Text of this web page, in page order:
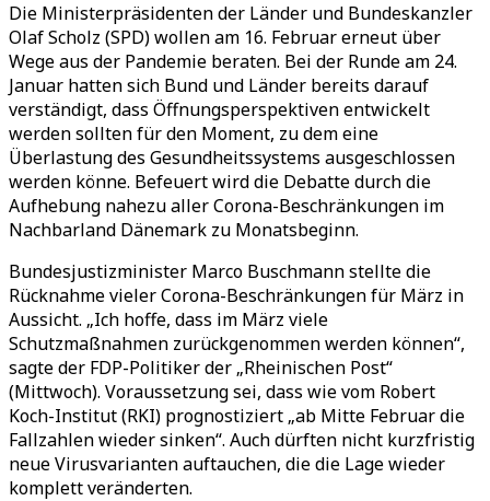
Die Ministerpräsidenten der Länder und Bundeskanzler
Olaf Scholz (SPD) wollen am 16. Februar erneut über
Wege aus der Pandemie beraten. Bei der Runde am 24.
Januar hatten sich Bund und Länder bereits darauf
verständigt, dass Öffnungsperspektiven entwickelt
werden sollten für den Moment, zu dem eine
Überlastung des Gesundheitssystems ausgeschlossen
werden könne. Befeuert wird die Debatte durch die
Aufhebung nahezu aller Corona-Beschränkungen im
Nachbarland Dänemark zu Monatsbeginn.
Bundesjustizminister Marco Buschmann stellte die
Rücknahme vieler Corona-Beschränkungen für März in
Aussicht. „Ich hoffe, dass im März viele
Schutzmaßnahmen zurückgenommen werden können“,
sagte der FDP-Politiker der „Rheinischen Post“
(Mittwoch). Voraussetzung sei, dass wie vom Robert
Koch-Institut (RKI) prognostiziert „ab Mitte Februar die
Fallzahlen wieder sinken“. Auch dürften nicht kurzfristig
neue Virusvarianten auftauchen, die die Lage wieder
komplett veränderten.